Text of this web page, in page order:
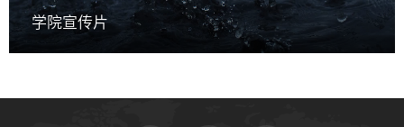
学院宣传片